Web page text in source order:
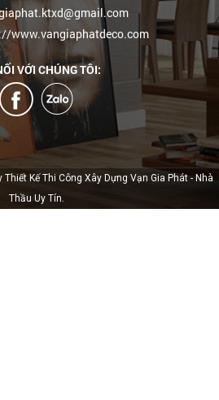
www.vangiaphatdeco.com
VỚI CHÚNG TÔI:
Kế Thi Công Xây Dựng Vạn Gia Phát - Nhà
Thầu Uy Tín.